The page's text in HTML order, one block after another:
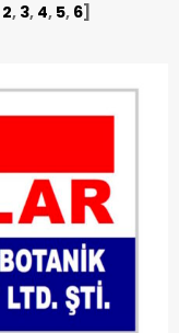
2, 3, 4, 5, 6]